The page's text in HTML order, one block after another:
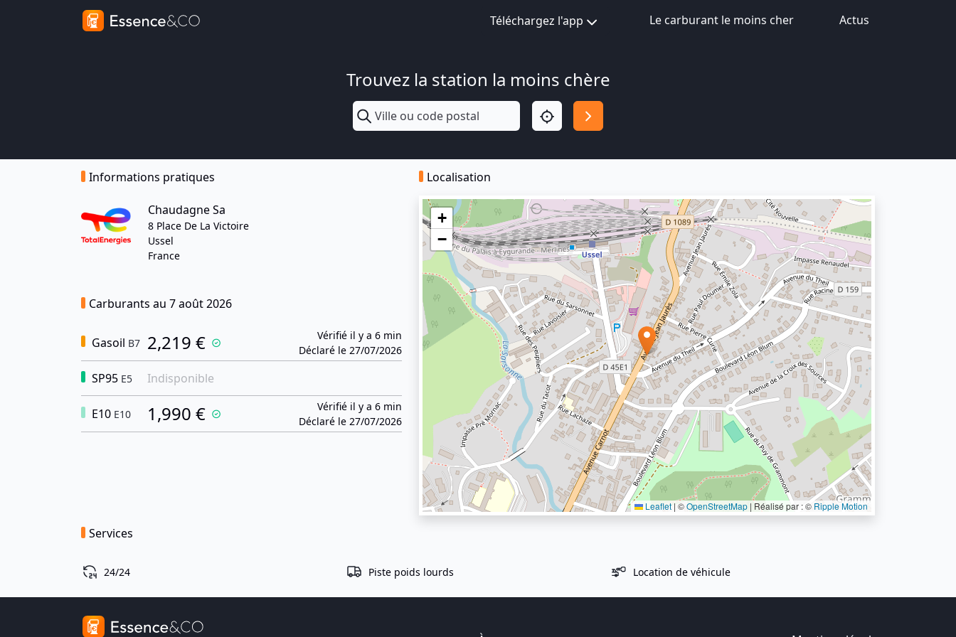
Téléchargez l'app Le carburant le moins cher Actus
Trouvez la station la moins chère
Informations pratiques
Chaudagne Sa
8 Place De La Victoire
Ussel
France
Carburants au 7 août 2026
Gasoil B7 2,219 €
Vérifié il y a 6 min
Déclaré le 27/07/2026
SP95 E5 Indisponible
E10 E10 1,990 €
Vérifié il y a 6 min
Déclaré le 27/07/2026
Localisation
+
−
Leaflet | ©OpenStreetMap | Réalisé par : © Ripple Motion
Services
24/24 Piste poids lourds Location de véhicule